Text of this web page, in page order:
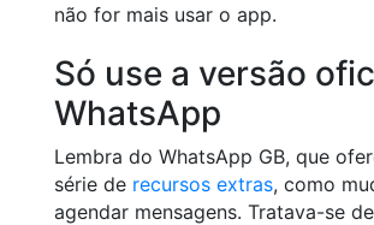
não for mais usar o app.
Só use a versão
WhatsApp
Lembra do WhatsApp GB, que
série de recursos extras, como
agendar mensagens. Tratava-se de